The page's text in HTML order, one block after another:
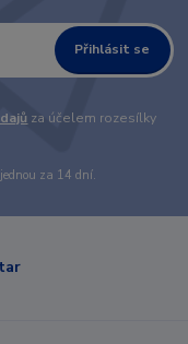
Přihlásit se
za účelem rozesílky
za 14 dní.